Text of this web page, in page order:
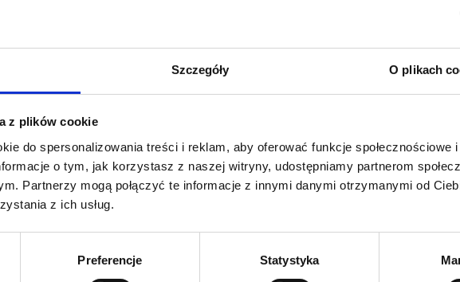
Szczegóły O plikach
z plików cookie
do spersonalizowania treści i reklam, aby oferować funkcje społecznościowe
o tym, jak korzystasz z naszej witryny, udostępniamy partnerom
Partnerzy mogą połączyć te informacje z innymi danymi otrzymanymi od
z ich usług.
Preferencje Statystyka